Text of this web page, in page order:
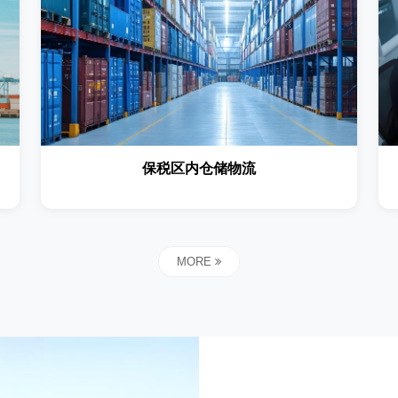
保税区内仓储物流
MORE